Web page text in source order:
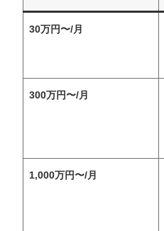
30万円〜/月
300万円〜/月
1,000万円〜/月